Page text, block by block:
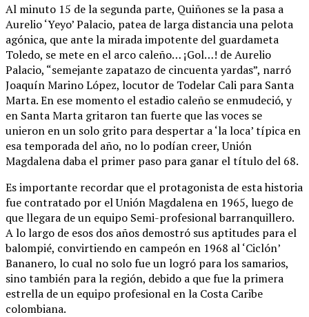
Al minuto 15 de la segunda parte, Quiñones se la pasa a
Aurelio ‘Yeyo’ Palacio, patea de larga distancia una pelota
agónica, que ante la mirada impotente del guardameta
Toledo, se mete en el arco caleño… ¡Gol…! de Aurelio
Palacio, “semejante zapatazo de cincuenta yardas”, narró
Joaquín Marino López, locutor de Todelar Cali para Santa
Marta. En ese momento el estadio caleño se enmudeció, y
en Santa Marta gritaron tan fuerte que las voces se
unieron en un solo grito para despertar a ‘la loca’ típica en
esa temporada del año, no lo podían creer, Unión
Magdalena daba el primer paso para ganar el título del 68.
Es importante recordar que el protagonista de esta historia
fue contratado por el Unión Magdalena en 1965, luego de
que llegara de un equipo Semi-profesional barranquillero.
A lo largo de esos dos años demostró sus aptitudes para el
balompié, convirtiendo en campeón en 1968 al ‘Ciclón’
Bananero, lo cual no solo fue un logró para los samarios,
sino también para la región, debido a que fue la primera
estrella de un equipo profesional en la Costa Caribe
colombiana.